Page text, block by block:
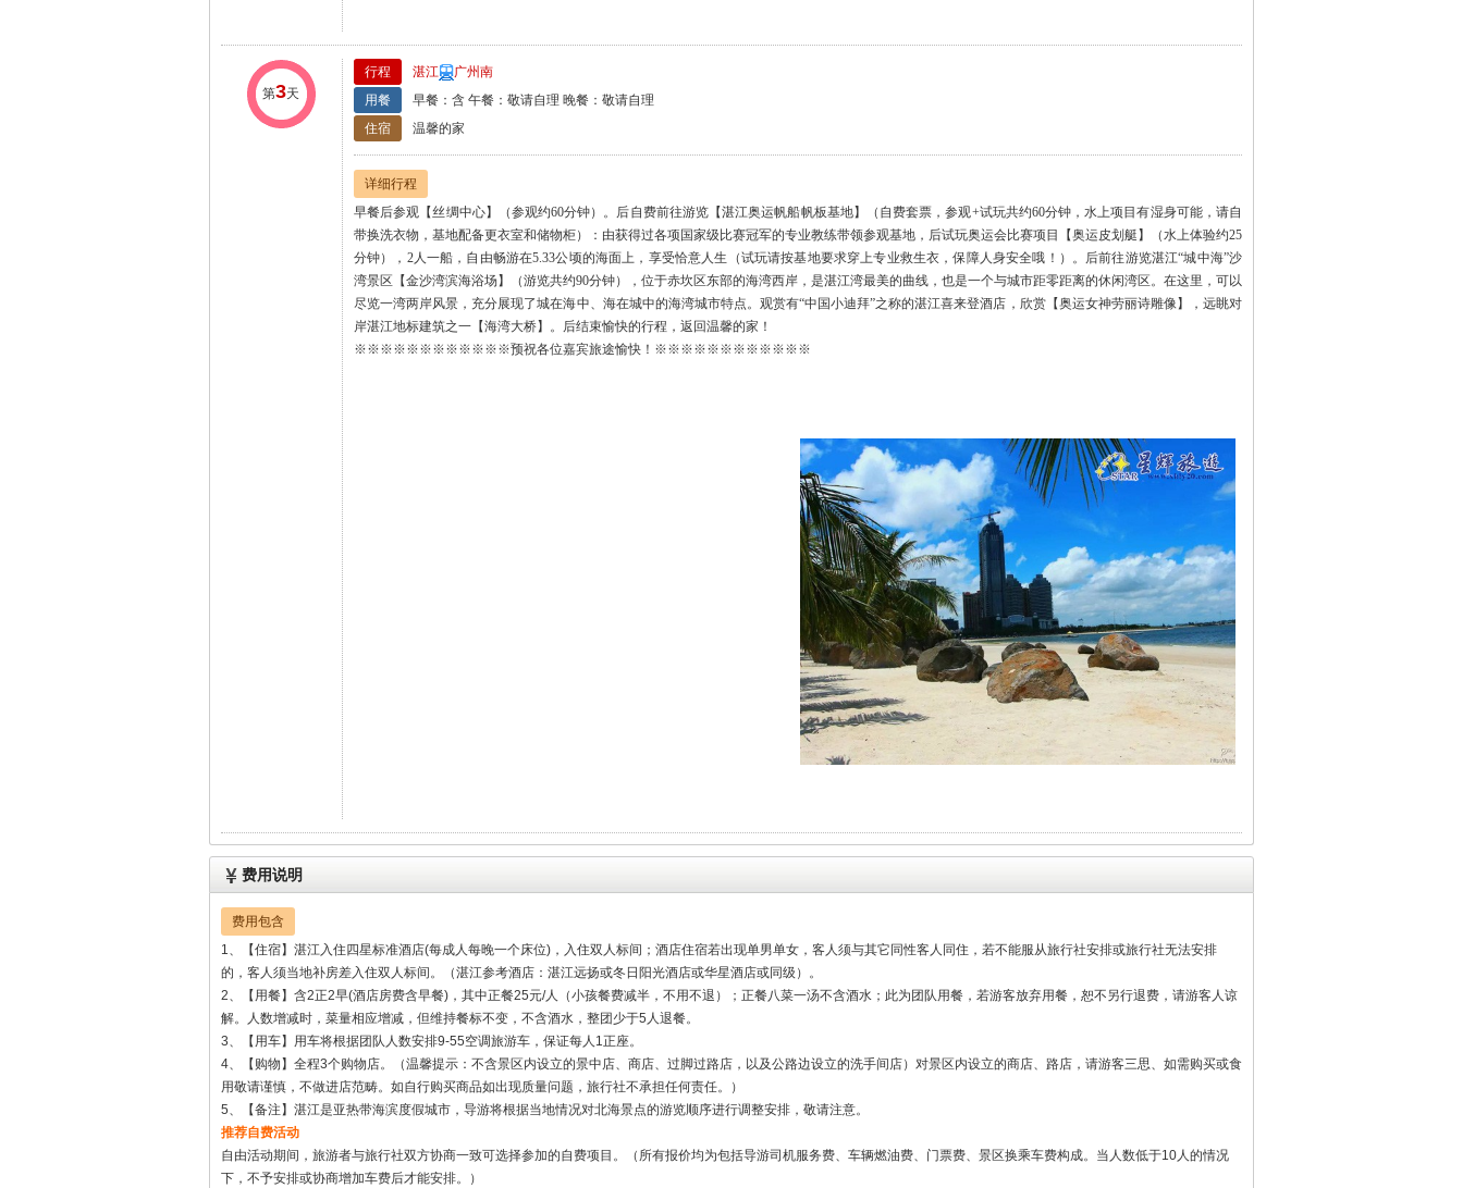
详细行程
早餐后参观【丝绸中心】（参观约60分钟）。后自费前往游览【湛江奥运帆船帆板基地】（自费套票，参观+试玩共约60分钟，水上项目有湿身可能，请自
带换洗衣物，基地配备更衣室和储物柜）：由获得过各项国家级比赛冠军的专业教练带领参观基地，后试玩奥运会比赛项目【奥运皮划艇】（水上体验约25
湾景区【金沙湾滨海浴场】（游览共约90分钟），位于赤坎区东部的海湾西岸，是湛江湾最美的曲线，也是一个与城市距零距离的休闲湾区。在这里，可以
尽览一湾两岸风景，充分展现了城在海中、海在城中的海湾城市特点。观赏有“中国小迪拜”之称的湛江喜来登酒店，欣赏【奥运女神劳丽诗雕像】，远眺对
岸湛江地标建筑之一【海湾大桥】。后结束愉快的行程，返回温馨的家！
※※※※※※※※※※※※预祝各位嘉宾旅途愉快！※※※※※※※※※※※※
1、【住宿】湛江入住四星标准酒店(每成人每晚一个床位)，入住双人标间；酒店住宿若出现单男单女，客人须与其它同性客人同住，若不能服从旅行社安排或旅行社无法安排
的，客人须当地补房差入住双人标间。（湛江参考酒店：湛江远扬或冬日阳光酒店或华星酒店或同级）。
2、【用餐】含2正2早(酒店房费含早餐)，其中正餐25元/人（小孩餐费减半，不用不退）；正餐八菜一汤不含酒水；此为团队用餐，若游客放弃用餐，恕不另行退费，请游客人谅
解。人数增减时，菜量相应增减，但维持餐标不变，不含酒水，整团少于5人退餐。
3、【用车】用车将根据团队人数安排9-55空调旅游车，保证每人1正座。
4、【购物】全程3个购物店。（温馨提示：不含景区内设立的景中店、商店、过脚过路店，以及公路边设立的洗手间店）对景区内设立的商店、路店，请游客三思、如需购买或食
用敬请谨慎，不做进店范畴。如自行购买商品如出现质量问题，旅行社不承担任何责任。）
5、【备注】湛江是亚热带海滨度假城市，导游将根据当地情况对北海景点的游览顺序进行调整安排，敬请注意。
推荐自费活动
自由活动期间，旅游者与旅行社双方协商一致可选择参加的自费项目。（所有报价均为包括导游司机服务费、车辆燃油费、门票费、景区换乘车费构成。当人数低于10人的情况
下，不予安排或协商增加车费后才能安排。）
红嘴鸥军港游船 + 奥运帆船基地•皮划艇=268元（赠送湛江民俗绝活表演.萃武堂气功表演）
【小孩1.2-1.5半价130元，1.2以下90元】
往返动车二等座车费（大人含全票，小孩不含票），旅游观光汽车费用，住宿费，餐费，包价项目景点的第一道门票费（小孩含半票）、当地优秀中文导游服务费。
费用不包含
个人投保的旅游保险费、合同未约定由旅行社支付的费用（包括行程以外非合同约定活动项目所需的费用、自由活动期间发生的费用等），行程中发生的客人个人费用（包括交通
工具上的非免费餐饮费、行李超重费、住宿期间的洗衣、电话、酒水饮料费、个人伤病医疗费等）、不可抗力因素所产生的额外费用等。
小孩收费：小孩含当地旅游车位、早餐、正餐半价、导服、景点第一道门票半票（若超高请在当地自行补足门票、环保车及缆车等景区内交通差价，1.4（含）起超高），不提供
住宿床位、不含动车票。
小孩动车票：1.2米以下免票（不占座位）， 1.2-1.5区间儿童需自行车上补票（可能无座位，小孩半票240元往返），或报名时直接通过旅行社购买往返车票。1.5米以上车站要求